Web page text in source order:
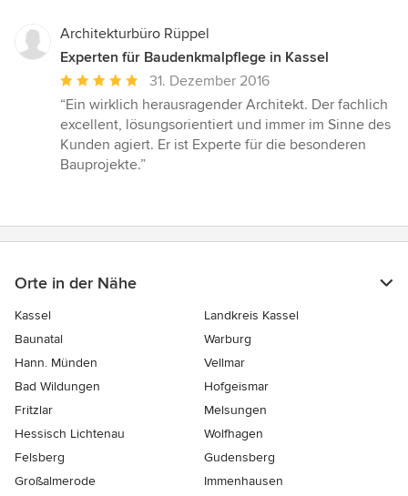
Architekturbüro Rüppel
Experten für Baudenkmalpflege in Kassel
Durchschnittliche
Bewertung:
5
von
5
31. Dezember 2016
“Ein wirklich herausragender Architekt. Der fachlich
excellent, lösungsorientiert und immer im Sinne des
Kunden agiert. Er ist Experte für die besonderen
Bauprojekte.”
Orte in der Nähe
Kassel
Landkreis Kassel
Baunatal
Warburg
Hann. Münden
Vellmar
Bad Wildungen
Hofgeismar
Fritzlar
Melsungen
Hessisch Lichtenau
Wolfhagen
Felsberg
Gudensberg
Großalmerode
Immenhausen